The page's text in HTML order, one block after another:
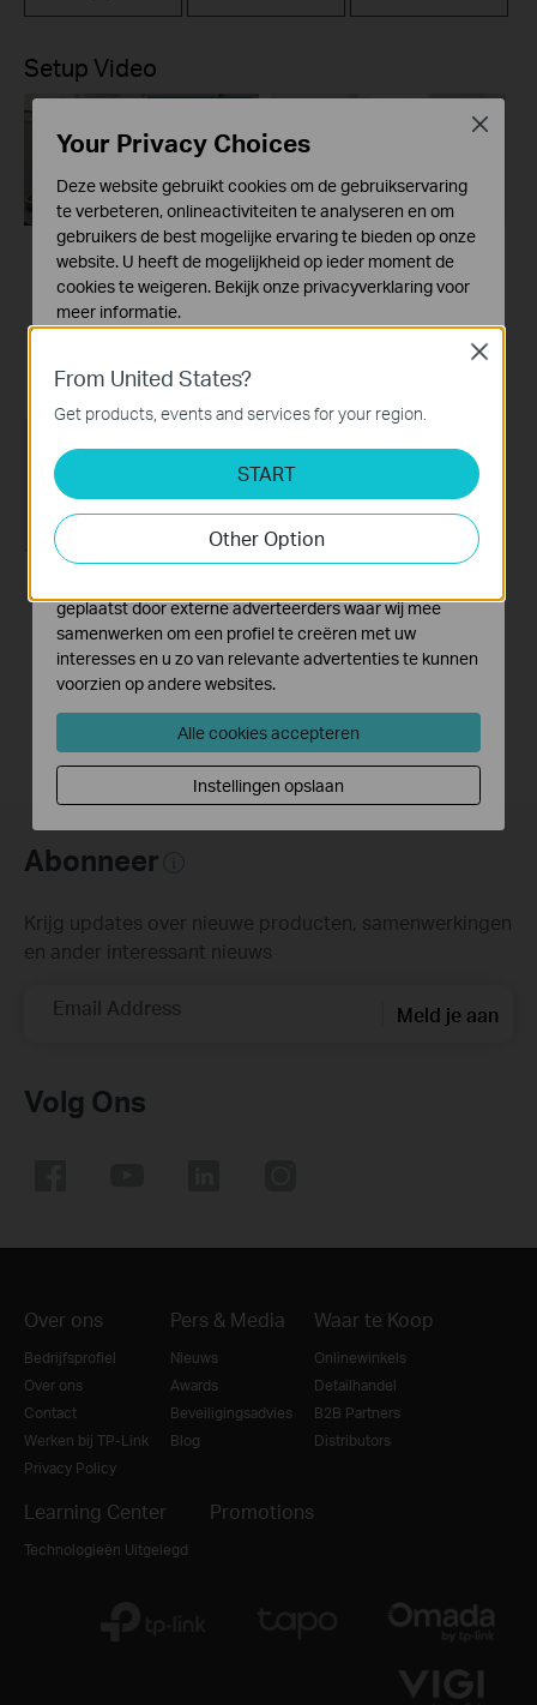
Setup Video
How to Configure a
Range Extender for
Starlink
How to set up a TP-
Link Range
Extender(No music)
How to set up a TP-
Link Range Extender
Abonneer
Krijg updates over nieuwe producten, samenwerkingen
en ander interessant nieuws
Email Address Meld je aan
Volg Ons
Over ons
Bedrijfsprofiel
Over ons
Contact
Werken bij TP-Link
Privacy Policy
Pers & Media
Nieuws
Awards
Beveiligingsadvies
Blog
Waar te Koop
Onlinewinkels
Detailhandel
B2B Partners
Distributors
Learning Center
Technologieën Uitgelegd
Promotions
From United States?
Get products, events and services for your region.
START
Other Option
Close
Your Privacy Choices
Deze website gebruikt cookies om de gebruikservaring
te verbeteren, onlineactiviteiten te analyseren en om
gebruikers de best mogelijke ervaring te bieden op onze
website. U heeft de mogelijkheid op ieder moment de
cookies te weigeren. Bekijk onze privacyverklaringvoor
meer informatie.
Deze cookies zijn noodzakelijk voor de werking van de
website en kunnen niet worden uitgeschakeld.
Analyse en Marketing Cookies
Cookies voor analyse geven ons de mogelijkheid uw
activiteiten op onze website te volgen en zo de
functionaliteit van de website aan te passen en te
verbeteren.
geplaatst door externe adverteerders waar wij mee
samenwerken om een profiel te creëren met uw
interesses en u zo van relevante advertenties te kunnen
voorzien op andere websites.
Alle cookies accepteren
Instellingen opslaan
Close